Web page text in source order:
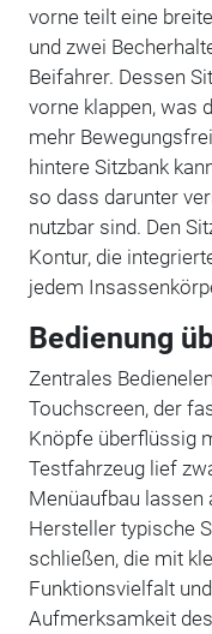
vorne teilt eine
und zwei
Beifahrer. Dessen
vorne klappen, was
mehr
hintere Sitzbank
so dass darunter
nutzbar sind. Den
Kontur, die
jedem
Bedienung
Zentrales
Touchscreen, der
Knöpfe überflüssig
Testfahrzeug lief
Menüaufbau
Hersteller typische
schließen, die mit
Funktionsvielfalt
Aufmerksamkeit